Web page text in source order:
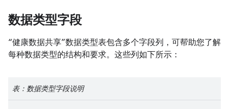
数据类型字段
“健康数据共享”数据类型表包含多个字段列，可帮助您了解
每种数据类型的结构和要求。这些列如下所示：
表：数据类型字段说明